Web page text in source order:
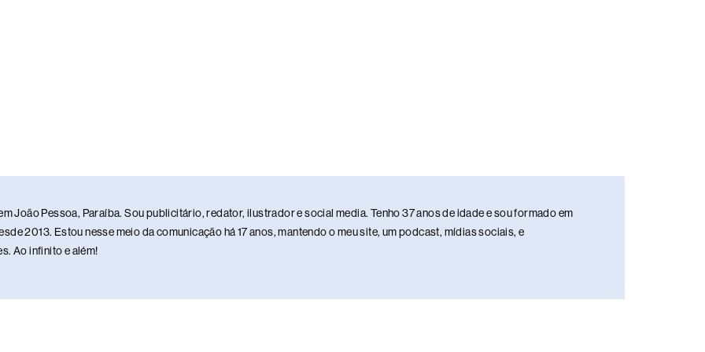
João Pessoa, Paraíba. Sou publicitário, redator, ilustrador e social media. Tenho 37 anos de idade e sou formado em
2013. Estou nesse meio da comunicação há 17 anos, mantendo o meu site, um podcast, mídias sociais, e
Ao infinito e além!